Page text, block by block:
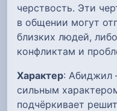
черствость. Эти
в общении могут
близких людей,
конфликтам и
Характер: Абиджил
сильным
подчёркивает